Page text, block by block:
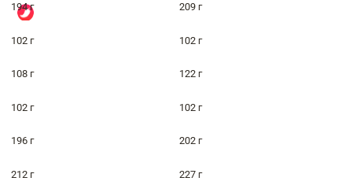
194 г 209 г
102 г 102 г
108 г 122 г
102 г 102 г
196 г 202 г
212 г 227 г